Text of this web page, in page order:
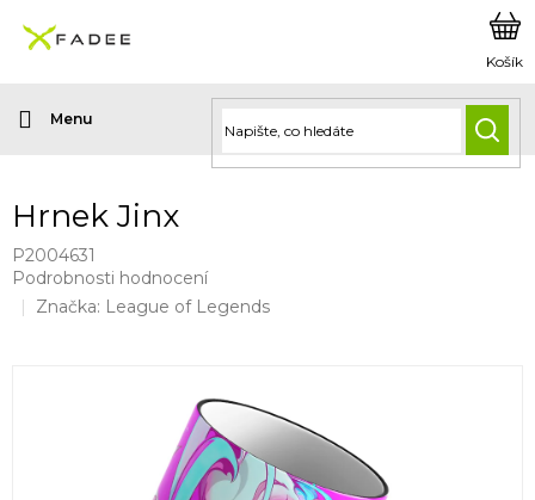
obsah
Hrnek Jinx
P2004631
Průměrné
hodnocení
Podrobnosti hodnocení
Značka: League of Legends